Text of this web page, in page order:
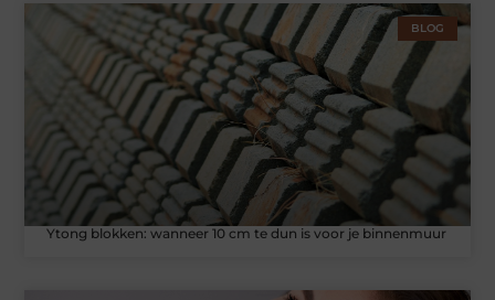
BLOG
Ytong blokken: wanneer 10 cm te dun is voor je binnenmuur